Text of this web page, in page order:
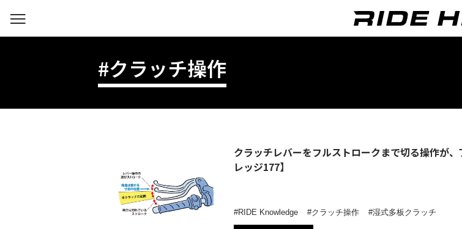
#クラッチ操作
クラッチレバーをフルストロークまで切る操作が
レッジ177】
RIDE Knowledge クラッチ操作 湿式多板クラッチ